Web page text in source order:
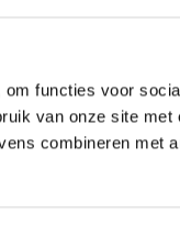
functies voor
van onze site
combineren met